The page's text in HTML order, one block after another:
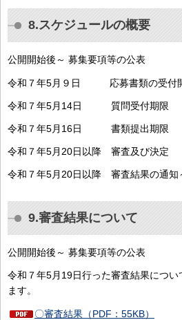
8.スケジュールの概要
公開開始後～ 募集要項等の公表
令和７年5月９日 応募書類の受付
令和７年5月14日 質問受付期限
令和７年5月16日 書類提出期限
令和７年5月20日以降 審査及び決定
令和７年5月20日以降 審査結果の通知
9.審査結果について
公開開始後～ 募集要項等の公表
令和７年5月19日行った審査結果につい
ます。
〇審査結果（PDF：55KB）